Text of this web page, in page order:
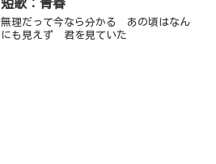
短歌：青春
無理だって今なら分かる あの頃はなん
にも見えず 君を見ていた